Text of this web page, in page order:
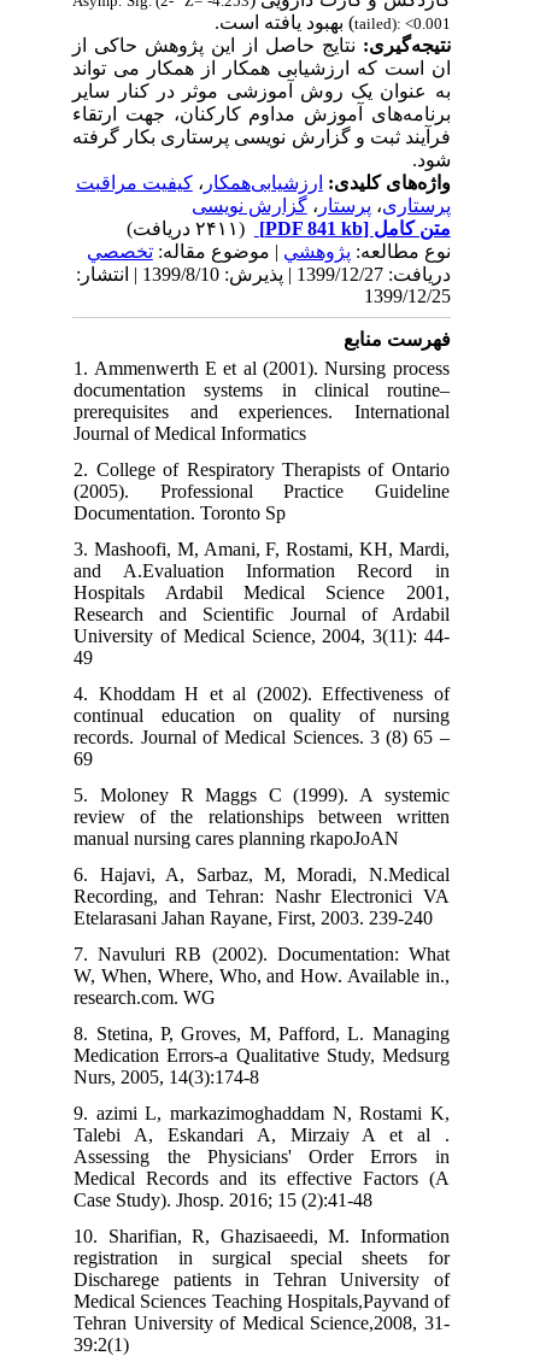
tailed): <0.001) بهبود یافته است.
نتیجه‌گیری:نتایج حاصل از این پژوهش حاکی از
ان است که ارزشیابی همکار از همکار می تواند
به عنوان یک روش آموزشی موثر در کنار سایر
برنامه‌های آموزش مداوم کارکنان، جهت ارتقاء
فرآیند ثبت و گزارش نویسی پرستاری بکار گرفته
شود.
واژه‌های کلیدی:ارزشیابی‌همکار، کیفیت‌ مراقبت
پرستاری،پرستار، گزارش نویسی
متن کامل[PDF 841 kb]
نوع مطالعه:پژوهشي| موضوع مقاله:تخصصي
دریافت: 1399/12/27 | پذیرش: 1399/8/10 | انتشار:
1399/12/25
فهرست منابع
1. Ammenwerth E et al (2001). Nursing process
documentation systems in clinical routine–
prerequisites and experiences. International
Journal of Medical Informatics
2. College of Respiratory Therapists of Ontario
(2005). Professional Practice Guideline
Documentation. Toronto Sp
3. Mashoofi, M, Amani, F, Rostami, KH, Mardi,
and A.Evaluation Information Record in
Hospitals Ardabil Medical Science 2001,
Research and Scientific Journal of Ardabil
University of Medical Science, 2004, 3(11): 44-
49
4. Khoddam H et al (2002). Effectiveness of
continual education on quality of nursing
records. Journal of Medical Sciences. 3 (8) 65 –
69
5. Moloney R Maggs C (1999). A systemic
review of the relationships between written
manual nursing cares planning rkapoJoAN
6. Hajavi, A, Sarbaz, M, Moradi, N.Medical
Recording, and Tehran: Nashr Electronici VA
Etelarasani Jahan Rayane, First, 2003. 239-240
7. Navuluri RB (2002). Documentation: What
W, When, Where, Who, and How. Available in.,
research.com. WG
8. Stetina, P, Groves, M, Pafford, L. Managing
Medication Errors-a Qualitative Study, Medsurg
Nurs, 2005, 14(3):174-8
9. azimi L, markazimoghaddam N, Rostami K,
Talebi A, Eskandari A, Mirzaiy A et al .
Assessing the Physicians' Order Errors in
Medical Records and its effective Factors (A
Case Study). Jhosp. 2016; 15 (2):41-48
10. Sharifian, R, Ghazisaeedi, M. Information
registration in surgical special sheets for
Discharege patients in Tehran University of
Medical Sciences Teaching Hospitals,Payvand of
Tehran University of Medical Science,2008, 31-
39:2(1)